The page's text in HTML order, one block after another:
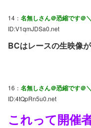
14： 名無しさん＠恐縮です＠
ID:V1qmJDSa0.net
BCはレースの生映像
16： 名無しさん＠恐縮です＠
ID:4tQpRn5u0.net
これって開催